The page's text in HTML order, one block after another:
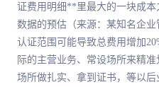
证费用明细**里最大的一块成本
数据的预估（来源：某知名企
认证范围可能导致总费用增加
际的主营业务、常设场所来精
场所做扎实、拿到证书，等以